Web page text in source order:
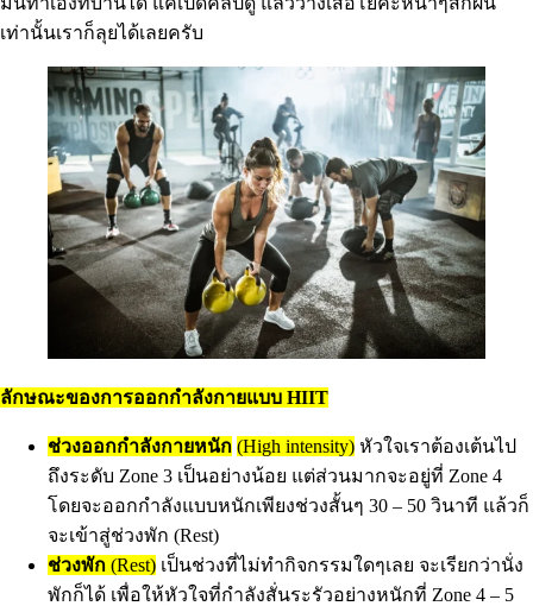
เท่านั้นเราก็ลุยได้เลยครับ
ลักษณะของการออกกำลังกายแบบ HIIT
ช่วงออกกำลังกายหนัก (High intensity) หัวใจเราต้องเต้นไป
ถึงระดับ Zone 3 เป็นอย่างน้อย แต่ส่วนมากจะอยู่ที่ Zone 4
โดยจะออกกำลังแบบหนักเพียงช่วงสั้นๆ 30 – 50 วินาที แล้วก็
จะเข้าสู่ช่วงพัก (Rest)
ช่วงพัก (Rest) เป็นช่วงที่ไม่ทำกิจกรรมใดๆเลย จะเรียกว่านั่ง
พักก็ได้ เพื่อให้หัวใจที่กำลังสั่นระรัวอย่างหนักที่ Zone 4 – 5